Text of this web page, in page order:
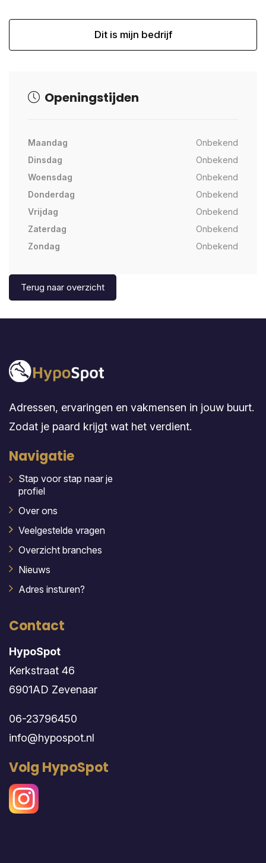
Dit is mijn bedrijf
Openingstijden
Maandag
Onbekend
Dinsdag
Onbekend
Woensdag
Onbekend
Donderdag
Onbekend
Vrijdag
Onbekend
Zaterdag
Onbekend
Zondag
Onbekend
Terug naar overzicht
Adressen, ervaringen en vakmensen in jouw buurt.
Zodat je paard krijgt wat het verdient.
Navigatie
Stap voor stap naar je
profiel
Over ons
Veelgestelde vragen
Overzicht branches
Nieuws
Adres insturen?
Contact
HypoSpot
Kerkstraat 46
6901AD Zevenaar
06-23796450
info@hypospot.nl
Volg HypoSpot